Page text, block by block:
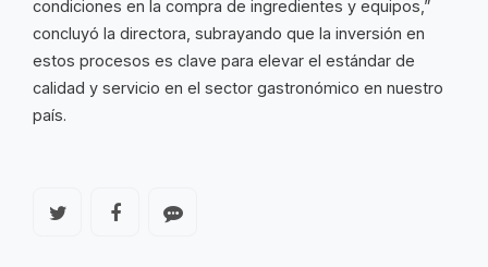
condiciones en la compra de ingredientes y equipos,”
concluyó la directora, subrayando que la inversión en
estos procesos es clave para elevar el estándar de
calidad y servicio en el sector gastronómico en nuestro
país.